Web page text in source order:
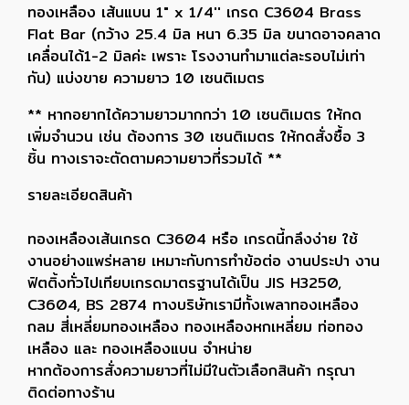
ทองเหลือง เส้นแบน 1" x 1/4'' เกรด C3604 Brass
Flat Bar (กว้าง 25.4 มิล หนา 6.35 มิล ขนาดอาจคลาด
เคลื่อนได้1-2 มิลค่ะ เพราะ โรงงานทำมาแต่ละรอบไม่เท่า
กัน) แบ่งขาย ความยาว 10 เซนติเมตร
** หากอยากได้ความยาวมากกว่า 10 เซนติเมตร ให้กด
เพิ่มจำนวน เช่น ต้องการ 30 เซนติเมตร ให้กดสั่งซื้อ 3
ชิ้น ทางเราจะตัดตามความยาวที่รวมได้ **
รายละเอียดสินค้า
ทองเหลืองเส้นเกรด C3604 หรือ เกรดนี้กลึงง่าย ใช้
งานอย่างแพร่หลาย เหมาะกับการทำข้อต่อ งานประปา งาน
ฟิตติ้งทั่วไปเทียบเกรดมาตรฐานได้เป็น JIS H3250,
C3604, BS 2874 ทางบริษัทเรามีทั้งเพลาทองเหลือง
กลม สี่เหลี่ยมทองเหลือง ทองเหลืองหกเหลี่ยม ท่อทอง
เหลือง และ ทองเหลืองแบน จำหน่าย
หากต้องการสั่งความยาวที่ไม่มีในตัวเลือกสินค้า กรุณา
ติดต่อทางร้าน